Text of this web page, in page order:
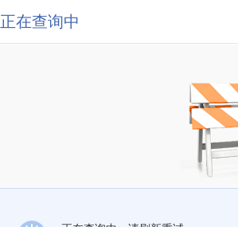
正在查询中